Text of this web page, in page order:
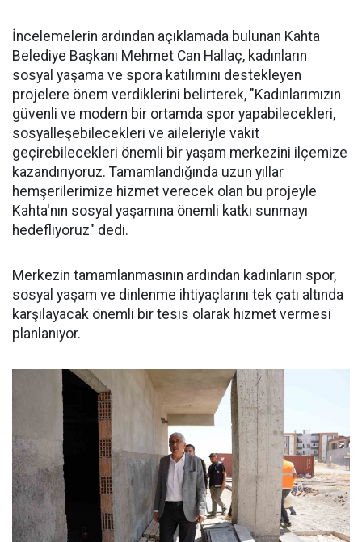
İncelemelerin ardından açıklamada bulunan Kahta
Belediye Başkanı Mehmet Can Hallaç, kadınların
sosyal yaşama ve spora katılımını destekleyen
projelere önem verdiklerini belirterek, "Kadınlarımızın
güvenli ve modern bir ortamda spor yapabilecekleri,
sosyalleşebilecekleri ve aileleriyle vakit
geçirebilecekleri önemli bir yaşam merkezini ilçemize
kazandırıyoruz. Tamamlandığında uzun yıllar
hemşerilerimize hizmet verecek olan bu projeyle
Kahta'nın sosyal yaşamına önemli katkı sunmayı
hedefliyoruz" dedi.
Merkezin tamamlanmasının ardından kadınların spor,
sosyal yaşam ve dinlenme ihtiyaçlarını tek çatı altında
karşılayacak önemli bir tesis olarak hizmet vermesi
planlanıyor.